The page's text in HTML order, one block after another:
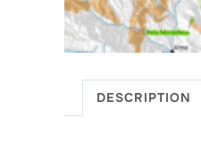
DESCRIPTION